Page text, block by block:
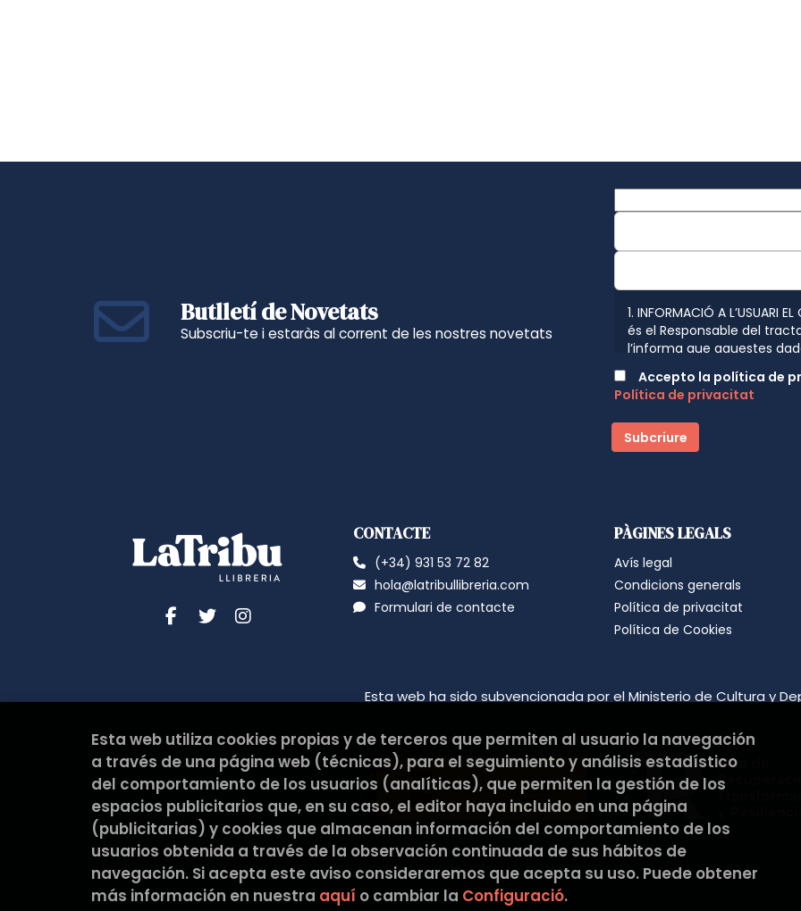
Butlletí de Novetats
Subscriu-te i estaràs al corrent de les nostres novetats
1. INFORMACIÓ A L’USUARI
és el Responsable del
l’informa que aquestes
disposen les normatives
Reglament (UE) 2016/679
protecció de les persones
personals i a la lliure
següent informació del
relació comercial amb
Aquestes comunicacions
amb els que aquest hagi
cas, els tercers mai tindran
estadístics. Tramitar
que sigui realitzada per
contacte que es posen a
no sigui necessari per a
adequades per garantir la
dades a tercers, excepte
l’Usuari: Dret a retirar el
rectificació, portabilitat i
oposició al seu
l’autoritat de control
a la normativa vigent.
CABÀS DE L’ELISA, SCCL
Barcelona Correu
OBLIGATORI O FACULTATIU
Accepto la política de
Política de privacitat
CONTACTE
(+34) 931 53 72 82
hola@latribullibreria.com
Formulari de contacte
PÀGINES LEGALS
Avís legal
Condicions generals
Política de privacitat
Política de Cookies
Esta web ha sido subvencionada por el Ministerio de Cultura y
Esta web utiliza cookies propias y de terceros que permiten al usuario la navegación
a través de una página web (técnicas), para el seguimiento y análisis estadístico
del comportamiento de los usuarios (analíticas), que permiten la gestión de los
espacios publicitarios que, en su caso, el editor haya incluido en una página
(publicitarias) y cookies que almacenan información del comportamiento de los
usuarios obtenida a través de la observación continuada de sus hábitos de
navegación. Si acepta este aviso consideraremos que acepta su uso. Puede obtener
más información en nuestra aquí o cambiar la Configuració.